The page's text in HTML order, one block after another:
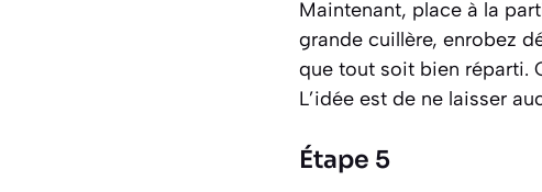
Maintenant, place à la
grande cuillère, enrobez
que tout soit bien réparti.
L’idée est de ne laisser
Étape 5